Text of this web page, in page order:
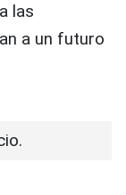
las
a un futuro